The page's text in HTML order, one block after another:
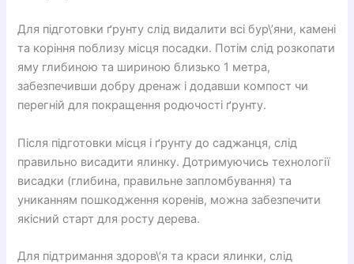
Для підготовки ґрунту слід видалити всі бур\’яни, камені
та коріння поблизу місця посадки. Потім слід розкопати
яму глибиною та шириною близько 1 метра,
забезпечивши добру дренаж і додавши компост чи
перегній для покращення родючості ґрунту.
Після підготовки місця і ґрунту до саджанця, слід
правильно висадити ялинку. Дотримуючись технології
висадки (глибина, правильне запломбування) та
униканням пошкодження коренів, можна забезпечити
якісний старт для росту дерева.
Для підтримання здоров\’я та краси ялинки, слід